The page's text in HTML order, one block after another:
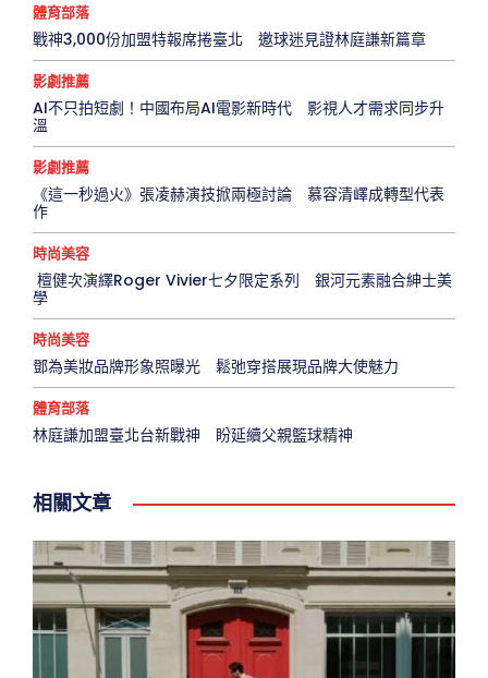
體育部落
戰神3,000份加盟特報席捲臺北 邀球迷見證林庭謙新篇章
影劇推薦
AI不只拍短劇！中國布局AI電影新時代 影視人才需求同步升
溫
影劇推薦
《這一秒過火》張凌赫演技掀兩極討論 慕容清嶧成轉型代表
作
時尚美容
檀健次演繹Roger Vivier七夕限定系列 銀河元素融合紳士美
學
時尚美容
鄧為美妝品牌形象照曝光 鬆弛穿搭展現品牌大使魅力
體育部落
林庭謙加盟臺北台新戰神 盼延續父親籃球精神
相關文章